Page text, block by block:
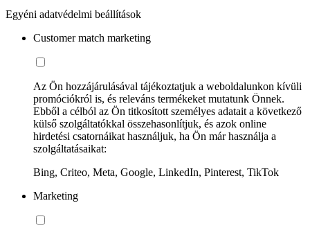
Egyéni adatvédelmi beállítások
Customer match marketing
Az Ön hozzájárulásával tájékoztatjuk a weboldalunkon kívüli
promóciókról is, és releváns termékeket mutatunk Önnek.
Ebből a célból az Ön titkosított személyes adatait a következő
külső szolgáltatókkal összehasonlítjuk, és azok online
hirdetési csatornáikat használjuk, ha Ön már használja a
szolgáltatásaikat:
Bing, Criteo, Meta, Google, LinkedIn, Pinterest, TikTok
Marketing